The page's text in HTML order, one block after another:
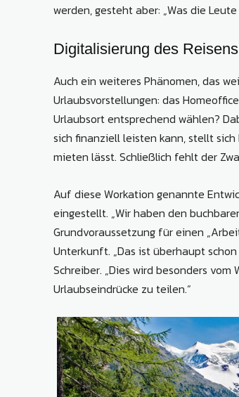
werden, gesteht aber: „Was die
Digitalisierung des Reisens
Auch ein weiteres Phänomen, das
Urlaubsvorstellungen: das
Urlaubsort entsprechend wählen?
sich finanziell leisten kann, stellt
mieten lässt. Schließlich fehlt der
Auf diese Workation genannte
eingestellt. „Wir haben den
Grundvoraussetzung für einen
Unterkunft. „Das ist überhaupt
Schreiber. „Dies wird besonders
Urlaubseindrücke zu teilen.“